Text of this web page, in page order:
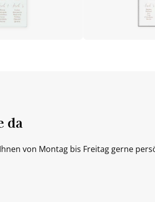
da
von Montag bis Freitag gerne